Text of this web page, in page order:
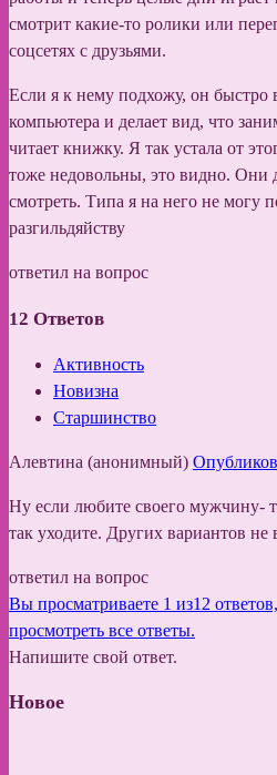
смотрит какие-то ролики или
соцсетях с друзьями.
Если я к нему подхожу, он быстро
компьютера и делает вид, что
читает книжку. Я так устала от
тоже недовольны, это видно. Они
смотреть. Типа я на него не могу
разгильдяйству
ответил на вопрос
12 Ответов
Активность
Новизна
Старшинство
Алевтина (анонимный)
Ну если любите своего мужчину-
так уходите. Других вариантов не
ответил на вопрос
Вы просматриваете 1 из12
просмотреть все ответы.
Напишите свой ответ.
Новое